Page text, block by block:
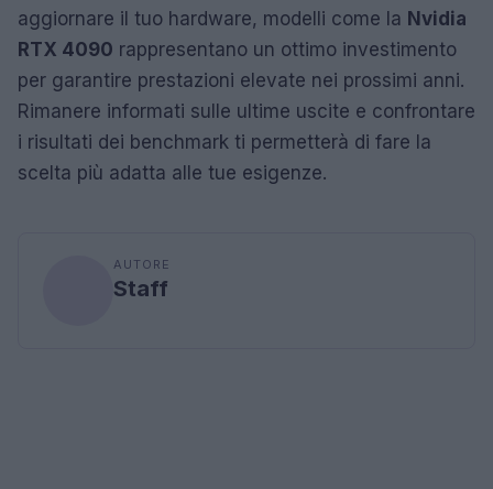
aggiornare il tuo hardware, modelli come la Nvidia
RTX 4090 rappresentano un ottimo investimento
per garantire prestazioni elevate nei prossimi anni.
Rimanere informati sulle ultime uscite e confrontare
i risultati dei benchmark ti permetterà di fare la
scelta più adatta alle tue esigenze.
AUTORE
Staff